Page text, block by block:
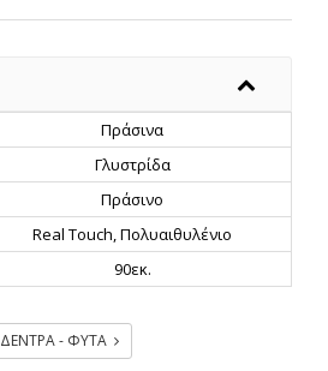
Πράσινα
Γλυστρίδα
Πράσινο
Real Touch, Πολυαιθυλένιο
90εκ.
ΔΕΝΤΡΑ - ΦΥΤΑ